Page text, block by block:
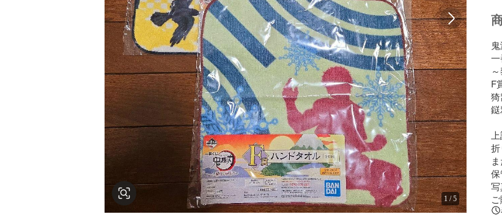
1/5
F
折